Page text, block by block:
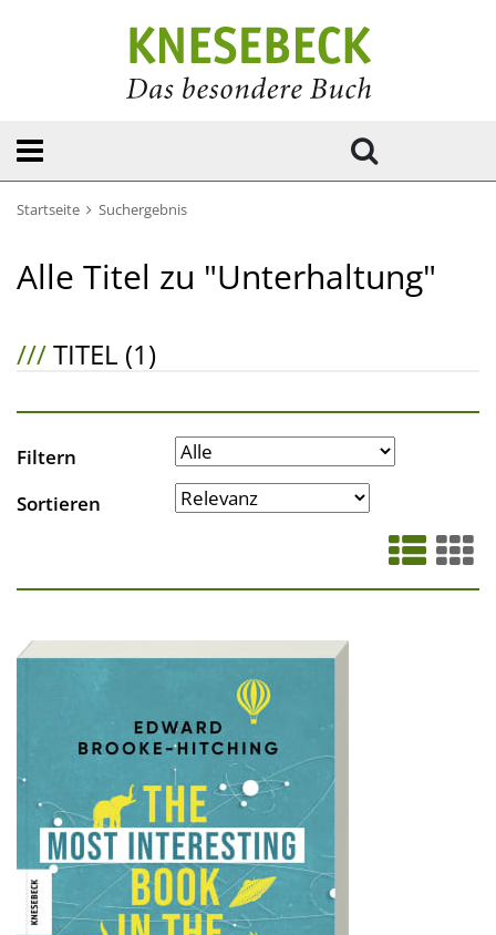
Startseite Suchergebnis
Alle Titel zu "Unterhaltung"
///TITEL (1)
Filtern
Sortieren